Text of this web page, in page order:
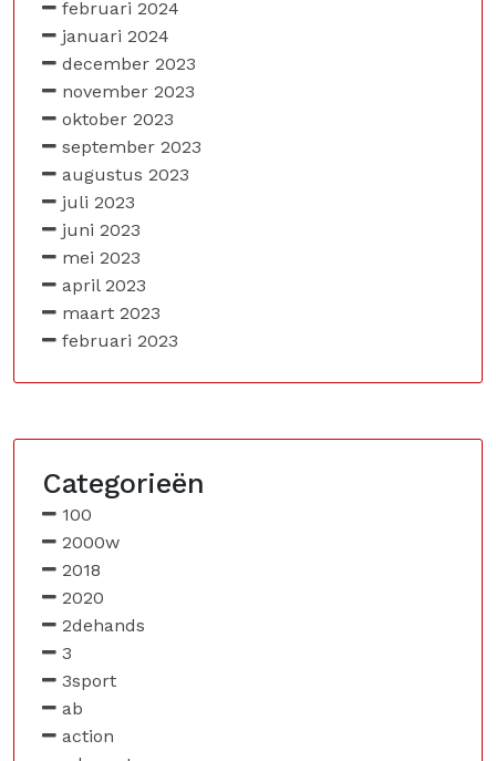
februari 2024
januari 2024
december 2023
november 2023
oktober 2023
september 2023
augustus 2023
juli 2023
juni 2023
mei 2023
april 2023
maart 2023
februari 2023
Categorieën
100
2000w
2018
2020
2dehands
3
3sport
ab
action